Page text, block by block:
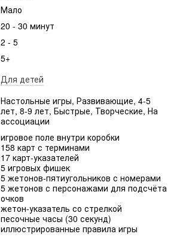
Мало
20 - 30 минут
2 - 5
5+
Для детей
Настольные игры, Развивающие, 4-5
лет, 8-9 лет, Быстрые, Творческие, На
ассоциации
игровое поле внутри коробки
158 карт с терминами
17 карт-указателей
5 игровых фишек
5 жетонов-пятиугольников с номерами
5 жетонов с персонажами для подсчёта
очков
жетон-указатель со стрелкой
песочные часы (30 секунд)
иллюстрированные правила игры